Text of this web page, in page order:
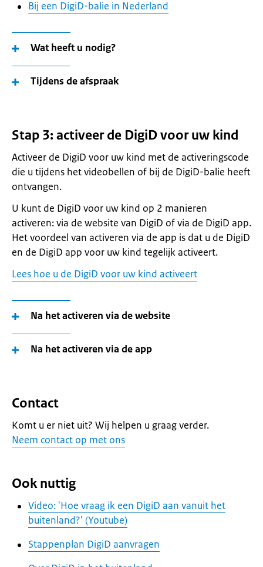
Bij een DigiD-balie in Nederland
Wat heeft u nodig?
Tijdens de afspraak
Stap 3: activeer de DigiD voor uw kind
Activeer de DigiD voor uw kind met de activeringscode
die u tijdens het videobellen of bij de DigiD-balie heeft
ontvangen.
U kunt de DigiD voor uw kind op 2 manieren
activeren: via de website van DigiD of via de DigiD app.
Het voordeel van activeren via de app is dat u de DigiD
en de DigiD app voor uw kind tegelijk activeert.
Lees hoe u de DigiD voor uw kind activeert
Na het activeren via de website
Na het activeren via de app
Contact
Komt u er niet uit? Wij helpen u graag verder.
Neem contact op met ons
Ook nuttig
Video: 'Hoe vraag ik een DigiD aan vanuit het
buitenland?' (Youtube)
Stappenplan DigiD aanvragen